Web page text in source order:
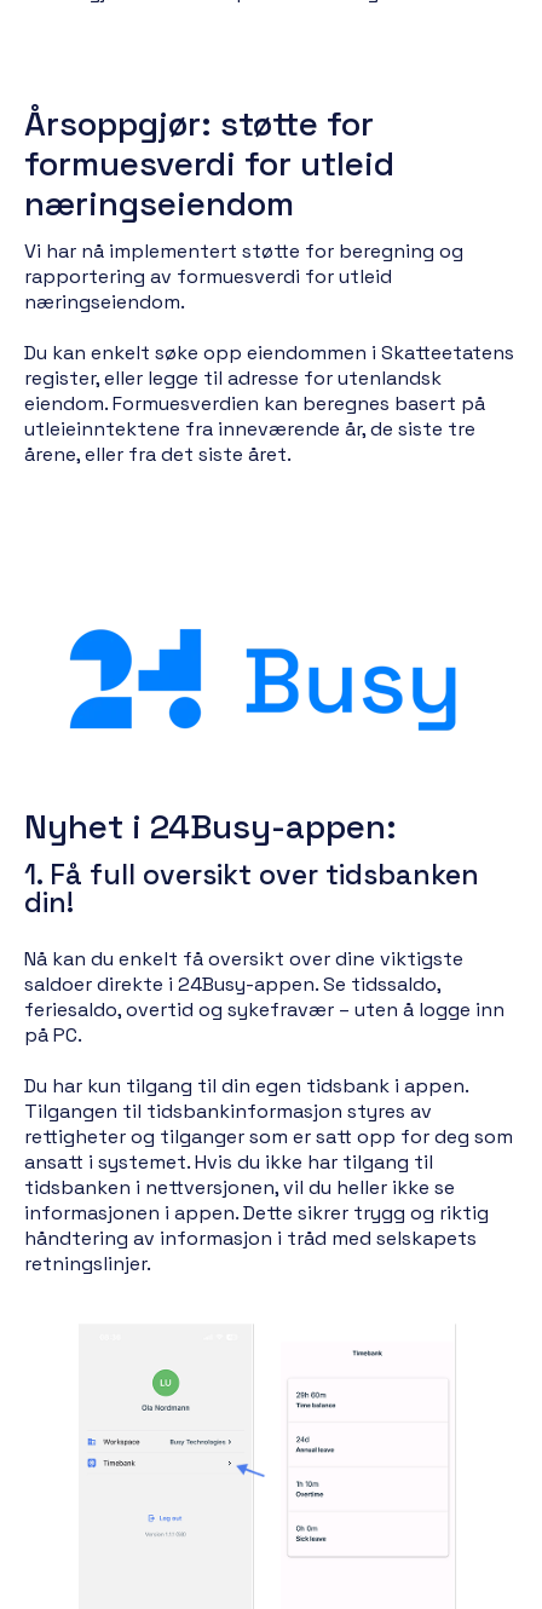
Årsoppgjør: støtte for
formuesverdi for utleid
næringseiendom
Vi har nå implementert støtte for beregning og
rapportering av formuesverdi for utleid
næringseiendom.
Du kan enkelt søke opp eiendommen i Skatteetatens
register, eller legge til adresse for utenlandsk
eiendom. Formuesverdien kan beregnes basert på
utleieinntektene fra inneværende år, de siste tre
årene, eller fra det siste året.
Nyhet i 24Busy-appen:
1. Få full oversikt over tidsbanken
din!
Nå kan du enkelt få oversikt over dine viktigste
saldoer direkte i 24Busy-appen. Se tidssaldo,
feriesaldo, overtid og sykefravær – uten å logge inn
på PC.
Du har kun tilgang til din egen tidsbank i appen.
Tilgangen til tidsbankinformasjon styres av
rettigheter og tilganger som er satt opp for deg som
ansatt i systemet. Hvis du ikke har tilgang til
tidsbanken i nettversjonen, vil du heller ikke se
informasjonen i appen. Dette sikrer trygg og riktig
håndtering av informasjon i tråd med selskapets
retningslinjer.